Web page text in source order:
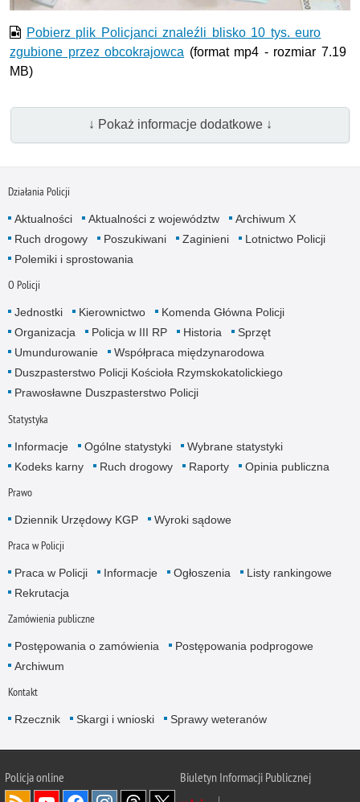
Pobierz plik Policjanci znaleźli blisko 10 tys. euro
zgubione przez obcokrajowca (format mp4 - rozmiar 7.19
MB)
↓ Pokaż informacje dodatkowe ↓
Działania Policji
Aktualności Aktualności z województw
Archiwum X
Ruch drogowy
Poszukiwani Zaginieni
Lotnictwo Policji
Polemiki i sprostowania
O Policji
Jednostki Kierownictwo
Komenda Główna Policji
Organizacja
Policja w III RP Historia
Sprzęt
Umundurowanie
Współpraca międzynarodowa
Duszpasterstwo Policji Kościoła Rzymskokatolickiego
Prawosławne Duszpasterstwo Policji
Statystyka
Informacje Ogólne statystyki
Wybrane statystyki
Kodeks karny
Ruch drogowy Raporty Opinia publiczna
Prawo
Dziennik Urzędowy KGP Wyroki sądowe
Praca w Policji
Praca w Policji Informacje Ogłoszenia
Listy rankingowe
Rekrutacja
Zamówienia publiczne
Postępowania o zamówienia
Postępowania podprogowe
Archiwum
Kontakt
Rzecznik Skargi i wnioski Sprawy weteranów
Policjaonline
Biuletyn Informacji Publicznej